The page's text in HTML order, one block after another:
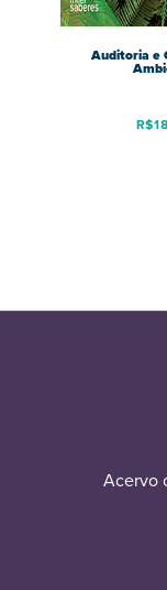
Auditoria e
R$
Acervo